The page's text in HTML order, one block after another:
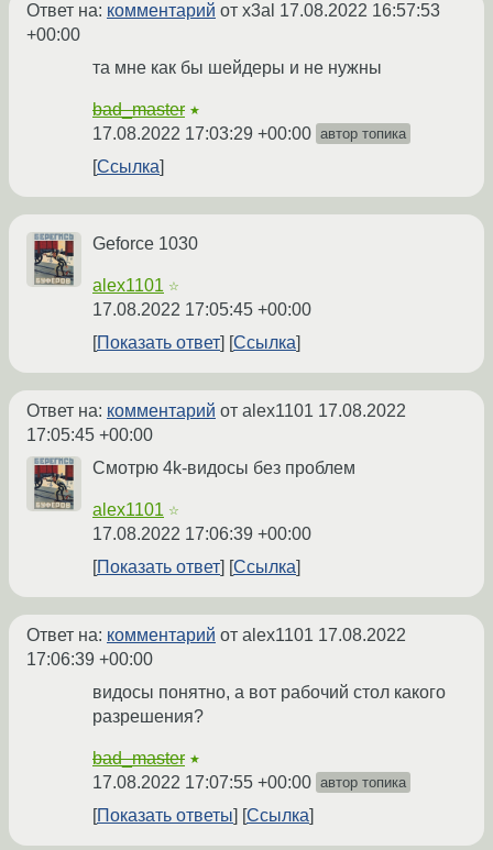
Ответ на: комментарий от x3al 17.08.2022 16:57:53
+00:00
та мне как бы шейдеры и не нужны
bad_master ★
17.08.2022 17:03:29 +00:00 автор топика
Ссылка
Geforce 1030
alex1101 ☆
17.08.2022 17:05:45 +00:00
Показать ответ
Ссылка
Ответ на: комментарий от alex1101 17.08.2022
17:05:45 +00:00
Смотрю 4k-видосы без проблем
alex1101 ☆
17.08.2022 17:06:39 +00:00
Показать ответ
Ссылка
Ответ на: комментарий от alex1101 17.08.2022
17:06:39 +00:00
видосы понятно, а вот рабочий стол какого
разрешения?
bad_master ★
17.08.2022 17:07:55 +00:00 автор топика
Показать ответы Ссылка